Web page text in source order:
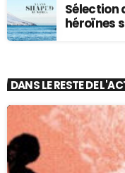
Sélection
héroïnes
DANS LE RESTE DE